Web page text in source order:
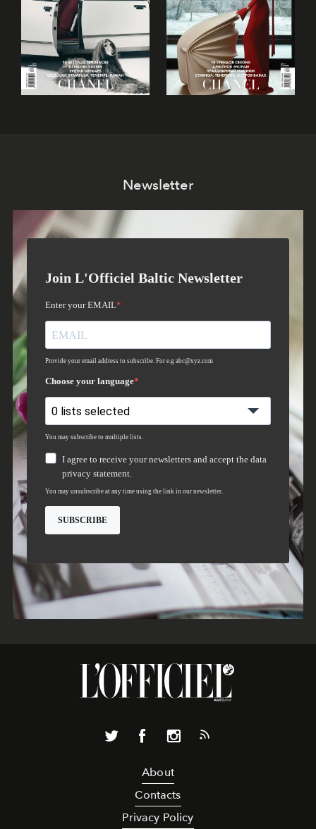
Newsletter
About
Contacts
Privacy Policy